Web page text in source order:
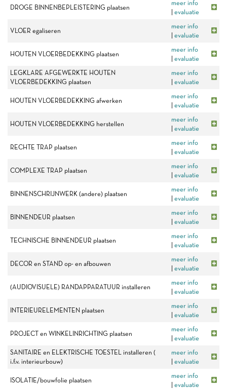
DROGE BINNENBEPLEISTERING plaatsen
meer info
evaluatie
VLOER egaliseren
meer info
evaluatie
HOUTEN VLOERBEDEKKING plaatsen
meer info
evaluatie
LEGKLARE AFGEWERKTE HOUTEN
VLOERBEDEKKING plaatsen
meer info
evaluatie
HOUTEN VLOERBEDEKKING afwerken
meer info
evaluatie
HOUTEN VLOERBEDEKKING herstellen
meer info
evaluatie
RECHTE TRAP plaatsen
meer info
evaluatie
COMPLEXE TRAP plaatsen
meer info
evaluatie
BINNENSCHRIJNWERK (andere) plaatsen
meer info
evaluatie
BINNENDEUR plaatsen
meer info
evaluatie
TECHNISCHE BINNENDEUR plaatsen
meer info
evaluatie
DECOR en STAND op- en afbouwen
meer info
evaluatie
(AUDIOVISUELE) RANDAPPARATUUR installeren
meer info
evaluatie
INTERIEURELEMENTEN plaatsen
meer info
evaluatie
PROJECT en WINKELINRICHTING plaatsen
meer info
evaluatie
SANITAIRE en ELEKTRISCHE TOESTEL installeren (
i.f.v. interieurbouw)
meer info
evaluatie
ISOLATIE/bouwfolie plaatsen
meer info
evaluatie